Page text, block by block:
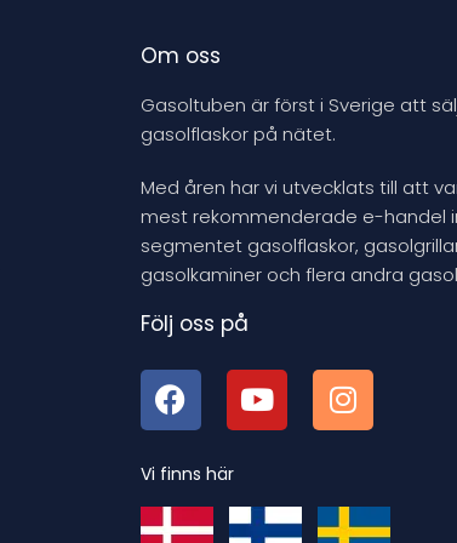
Om oss
Gasoltuben är först i Sverige att
gasolflaskor på nätet.
Med åren har vi utvecklats till att
mest rekommenderade e-handel
segmentet gasolflaskor,
gasolkaminer och flera andra
Följ oss på
Vi finns här